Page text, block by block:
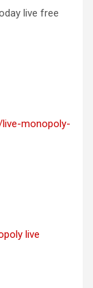
live free
live-monopoly-
live